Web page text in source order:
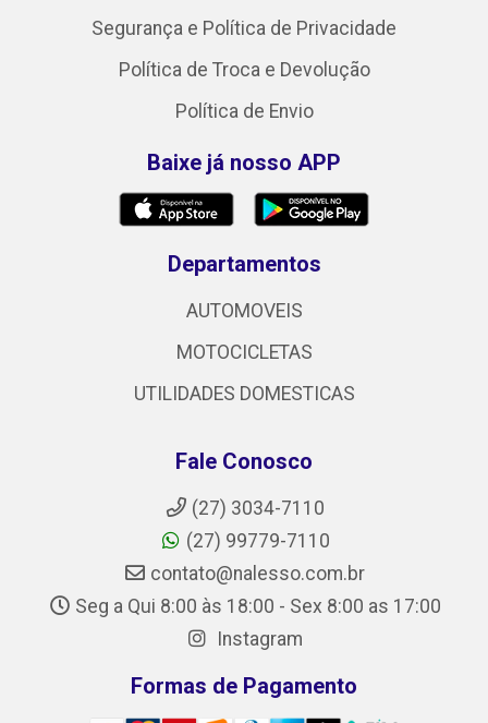
Segurança e Política de Privacidade
Política de Troca e Devolução
Política de Envio
Baixe já nosso APP
Departamentos
AUTOMOVEIS
MOTOCICLETAS
UTILIDADES DOMESTICAS
Fale Conosco
(27) 3034-7110
(27) 99779-7110
contato@nalesso.com.br
Seg a Qui 8:00 às 18:00 - Sex 8:00 as 17:00
Instagram
Formas de Pagamento